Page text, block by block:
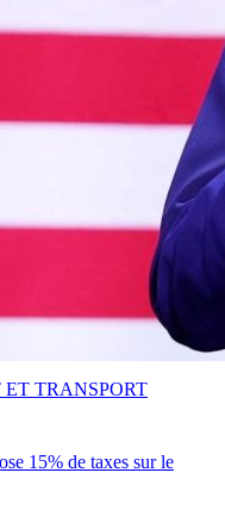
15% de taxes sur le
TRANSPORT